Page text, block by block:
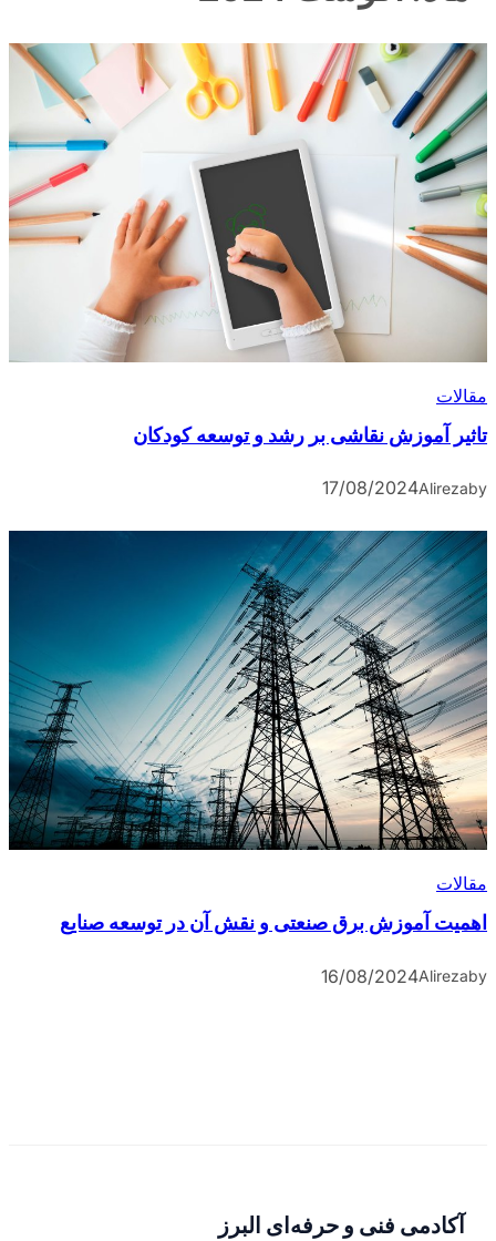
مقالات
تاثیر آموزش نقاشی بر رشد و توسعه کودکان
by
Alireza
17/08/2024
مقالات
اهمیت آموزش برق صنعتی و نقش آن در توسعه صنایع
by
Alireza
16/08/2024
آکادمی فنی و حرفه‌ای البرز